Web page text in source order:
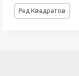
Метки
записи:
Ред Квадратов